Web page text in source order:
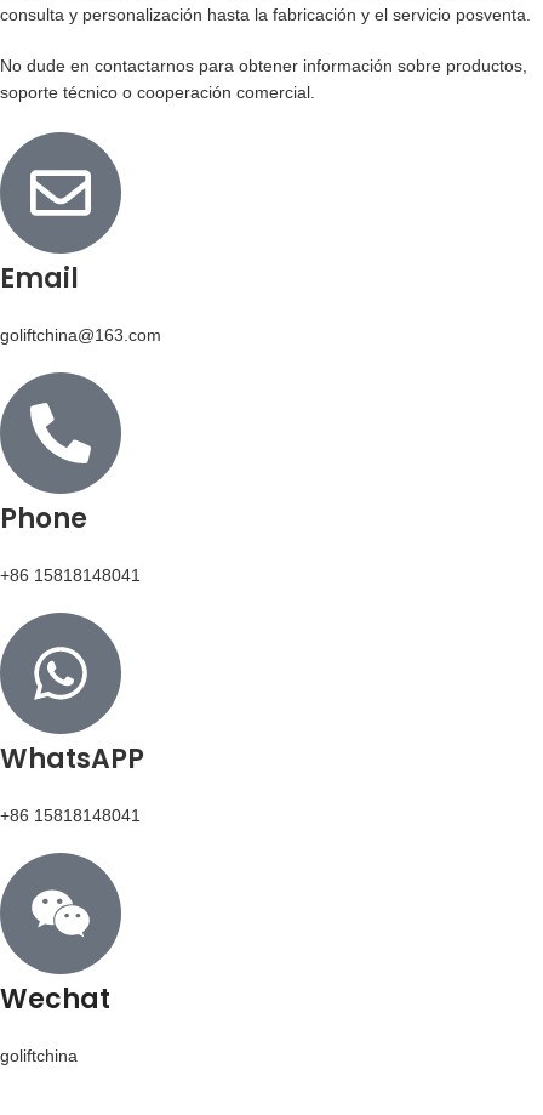
consulta y personalización hasta la fabricación y el servicio posventa.
No dude en contactarnos para obtener información sobre productos,
soporte técnico o cooperación comercial.
Email
goliftchina@163.com
Phone
+86 15818148041
WhatsAPP
+86 15818148041
Wechat
goliftchina